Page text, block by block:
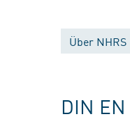
Über NHRS
DIN